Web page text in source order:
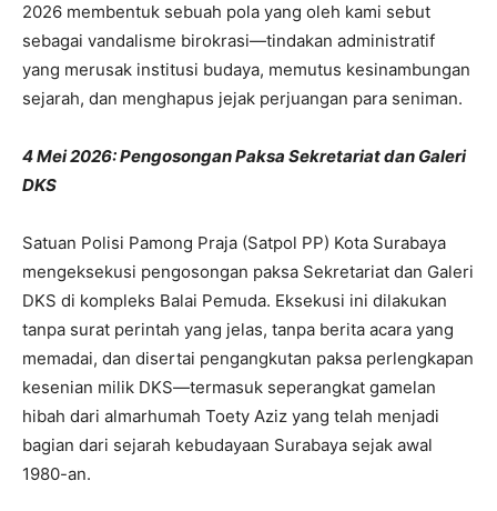
2026 membentuk sebuah pola yang oleh kami sebut
sebagai vandalisme birokrasi—tindakan administratif
yang merusak institusi budaya, memutus kesinambungan
sejarah, dan menghapus jejak perjuangan para seniman.
4 Mei 2026: Pengosongan Paksa Sekretariat dan Galeri
DKS
Satuan Polisi Pamong Praja (Satpol PP) Kota Surabaya
mengeksekusi pengosongan paksa Sekretariat dan Galeri
DKS di kompleks Balai Pemuda. Eksekusi ini dilakukan
tanpa surat perintah yang jelas, tanpa berita acara yang
memadai, dan disertai pengangkutan paksa perlengkapan
kesenian milik DKS—termasuk seperangkat gamelan
hibah dari almarhumah Toety Aziz yang telah menjadi
bagian dari sejarah kebudayaan Surabaya sejak awal
1980-an.